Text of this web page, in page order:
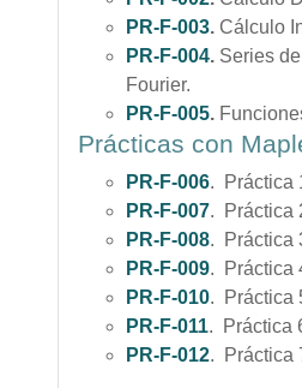
PR-F-003. Cálculo
PR-F-004. Series
Fourier.
PR-F-005.
Prácticas con
PR-F-006. Práctica
PR-F-007. Práctica
PR-F-008. Práctica
PR-F-009. Práctica
PR-F-010. Práctica
PR-F-011. Práctica
PR-F-012. Práctica